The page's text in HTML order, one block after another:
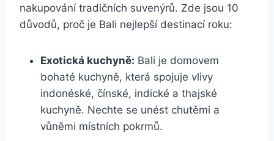
nakupování tradičních suvenýrů. Zde jsou 10
důvodů, proč je Bali nejlepší destinací roku:
Exotická kuchyně: Bali je domovem
bohaté kuchyně, která spojuje vlivy
indonéské, čínské, indické a thajské
kuchyně. Nechte se unést chutěmi a
vůněmi místních pokrmů.